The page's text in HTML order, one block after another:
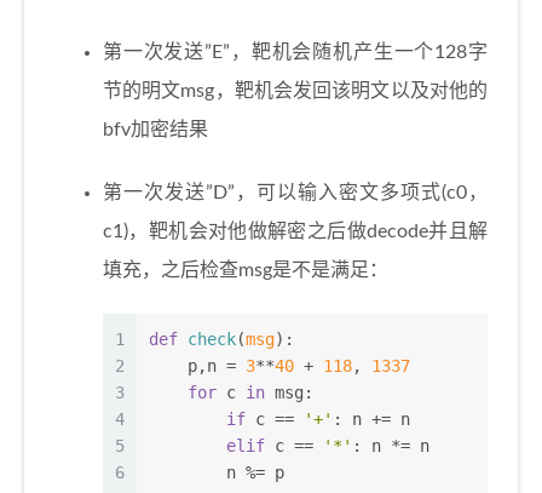
第一次发送”E”，靶机会随机产生一个128字
节的明文msg，靶机会发回该明文以及对他的
bfv加密结果
第一次发送”D”，可以输入密文多项式(c0，
c1)，靶机会对他做解密之后做decode并且解
填充，之后检查msg是不是满足：
1
2
3
4
5
6
def check(msg):
    p,n =
3**40 + 118, 1337
for c in msg:
if c == '+' : n += n
elif c == '*' : n *= n
        n %= p